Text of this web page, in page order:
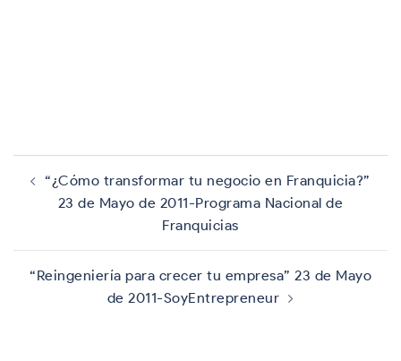
Navegación
de
entradas
“¿Cómo transformar tu negocio en Franquicia?”
23 de Mayo de 2011-Programa Nacional de
Franquicias
“Reingeniería para crecer tu empresa” 23 de Mayo
de 2011-SoyEntrepreneur